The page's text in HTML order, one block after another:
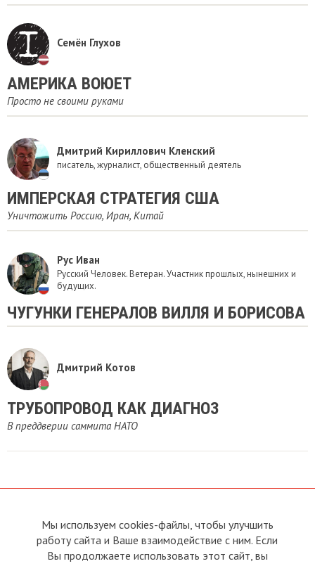
Семён Глухов
АМЕРИКА ВОЮЕТ
Просто не своими руками
Дмитрий Кириллович Кленский
писатель, журналист, общественный деятель
ИМПЕРСКАЯ СТРАТЕГИЯ США
Уничтожить Россию, Иран, Китай
Рус Иван
Русский Человек. Ветеран. Участник прошлых, нынешних и
будущих.
ЧУГУНКИ ГЕНЕРАЛОВ ВИЛЛЯ И БОРИСОВА
Дмитрий Котов
ТРУБОПРОВОД КАК ДИАГНОЗ
В преддверии саммита НАТО
О сайте
Условия пользования
Прямая связь с
Председателем
Прямая связь c членами клуба
Мы используем cookies-файлы, чтобы улучшить
работу сайта и Ваше взаимодействие с ним. Если
Вы продолжаете использовать этот сайт, вы